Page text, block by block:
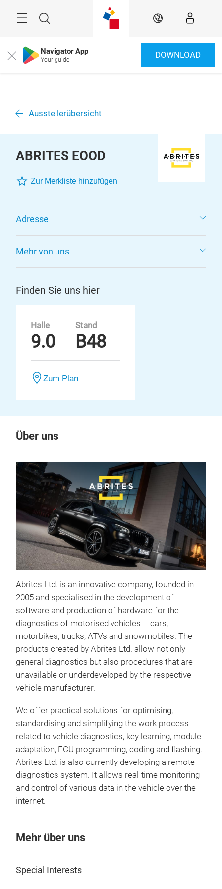
Suche DE
Close Navigator App
Your guide DOWNLOAD
Ausstellerübersicht
ABRITES EOOD
Zur Merkliste hinzufügen
Adresse
Mehr von uns
Finden Sie uns hier
Halle
9.0
Stand
B48
Zum Plan
Über uns
Abrites Ltd. is an innovative company, founded in
2005 and specialised in the development of
software and production of hardware for the
diagnostics of motorised vehicles – cars,
motorbikes, trucks, ATVs and snowmobiles. The
products created by Abrites Ltd. allow not only
general diagnostics but also procedures that are
unavailable or underdeveloped by the respective
vehicle manufacturer.
We offer practical solutions for optimising,
standardising and simplifying the work process
related to vehicle diagnostics, key learning, module
adaptation, ECU programming, coding and flashing.
Abrites Ltd. is also currently developing a remote
diagnostics system. It allows real-time monitoring
and control of various data in the vehicle over the
internet.
Mehr über uns
Special Interests